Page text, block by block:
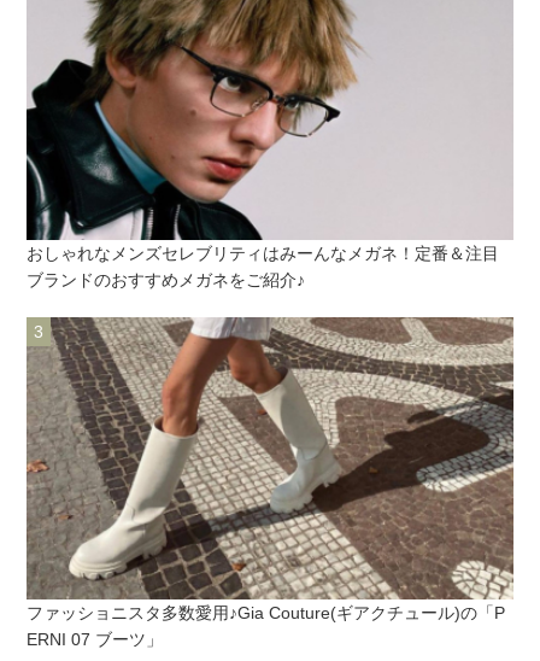
おしゃれなメンズセレブリティはみーんなメガネ！定番＆注目
ブランドのおすすめメガネをご紹介♪
ファッショニスタ多数愛用♪Gia Couture(ギアクチュール)の「P
ERNI 07 ブーツ」